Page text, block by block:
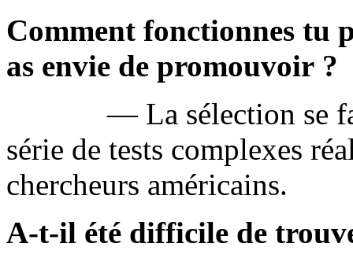
Comment fonctionnes tu
as envie de promouvoir ?
— La sélection se
série de tests complexes
chercheurs américains.
A-t-il été difficile de